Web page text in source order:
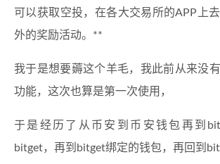
可以获取空投，在各大交易所的APP上
外的奖励活动。**
我于是想要薅这个羊毛，我此前从来没
功能，这次也算是第一次使用，
于是经历了从币安到币安钱包再到
bitget，再到bitget绑定的钱包，再回到